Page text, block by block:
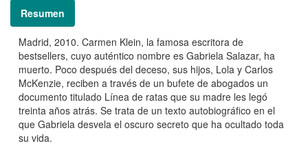
Resumen
Madrid, 2010. Carmen Klein, la famosa escritora de
bestsellers, cuyo auténtico nombre es Gabriela Salazar, ha
muerto. Poco después del deceso, sus hijos, Lola y Carlos
McKenzie, reciben a través de un bufete de abogados un
documento titulado Línea de ratas que su madre les legó
treinta años atrás. Se trata de un texto autobiográfico en el
que Gabriela desvela el oscuro secreto que ha ocultado toda
su vida.